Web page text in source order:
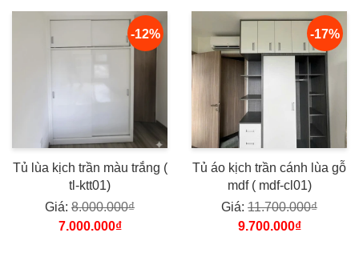
-12%
Tủ lùa kịch trần màu trắng (
tl-ktt01)
Giá: 8.000.000₫
7.000.000₫
-17%
Tủ áo kịch trần cánh lùa gỗ
mdf ( mdf-cl01)
Giá: 11.700.000₫
9.700.000₫